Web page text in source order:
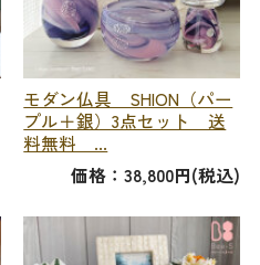
モダン仏具 SHION（パー
プル＋銀）3点セット 送
料無料 ...
価格：38,800円(税込)